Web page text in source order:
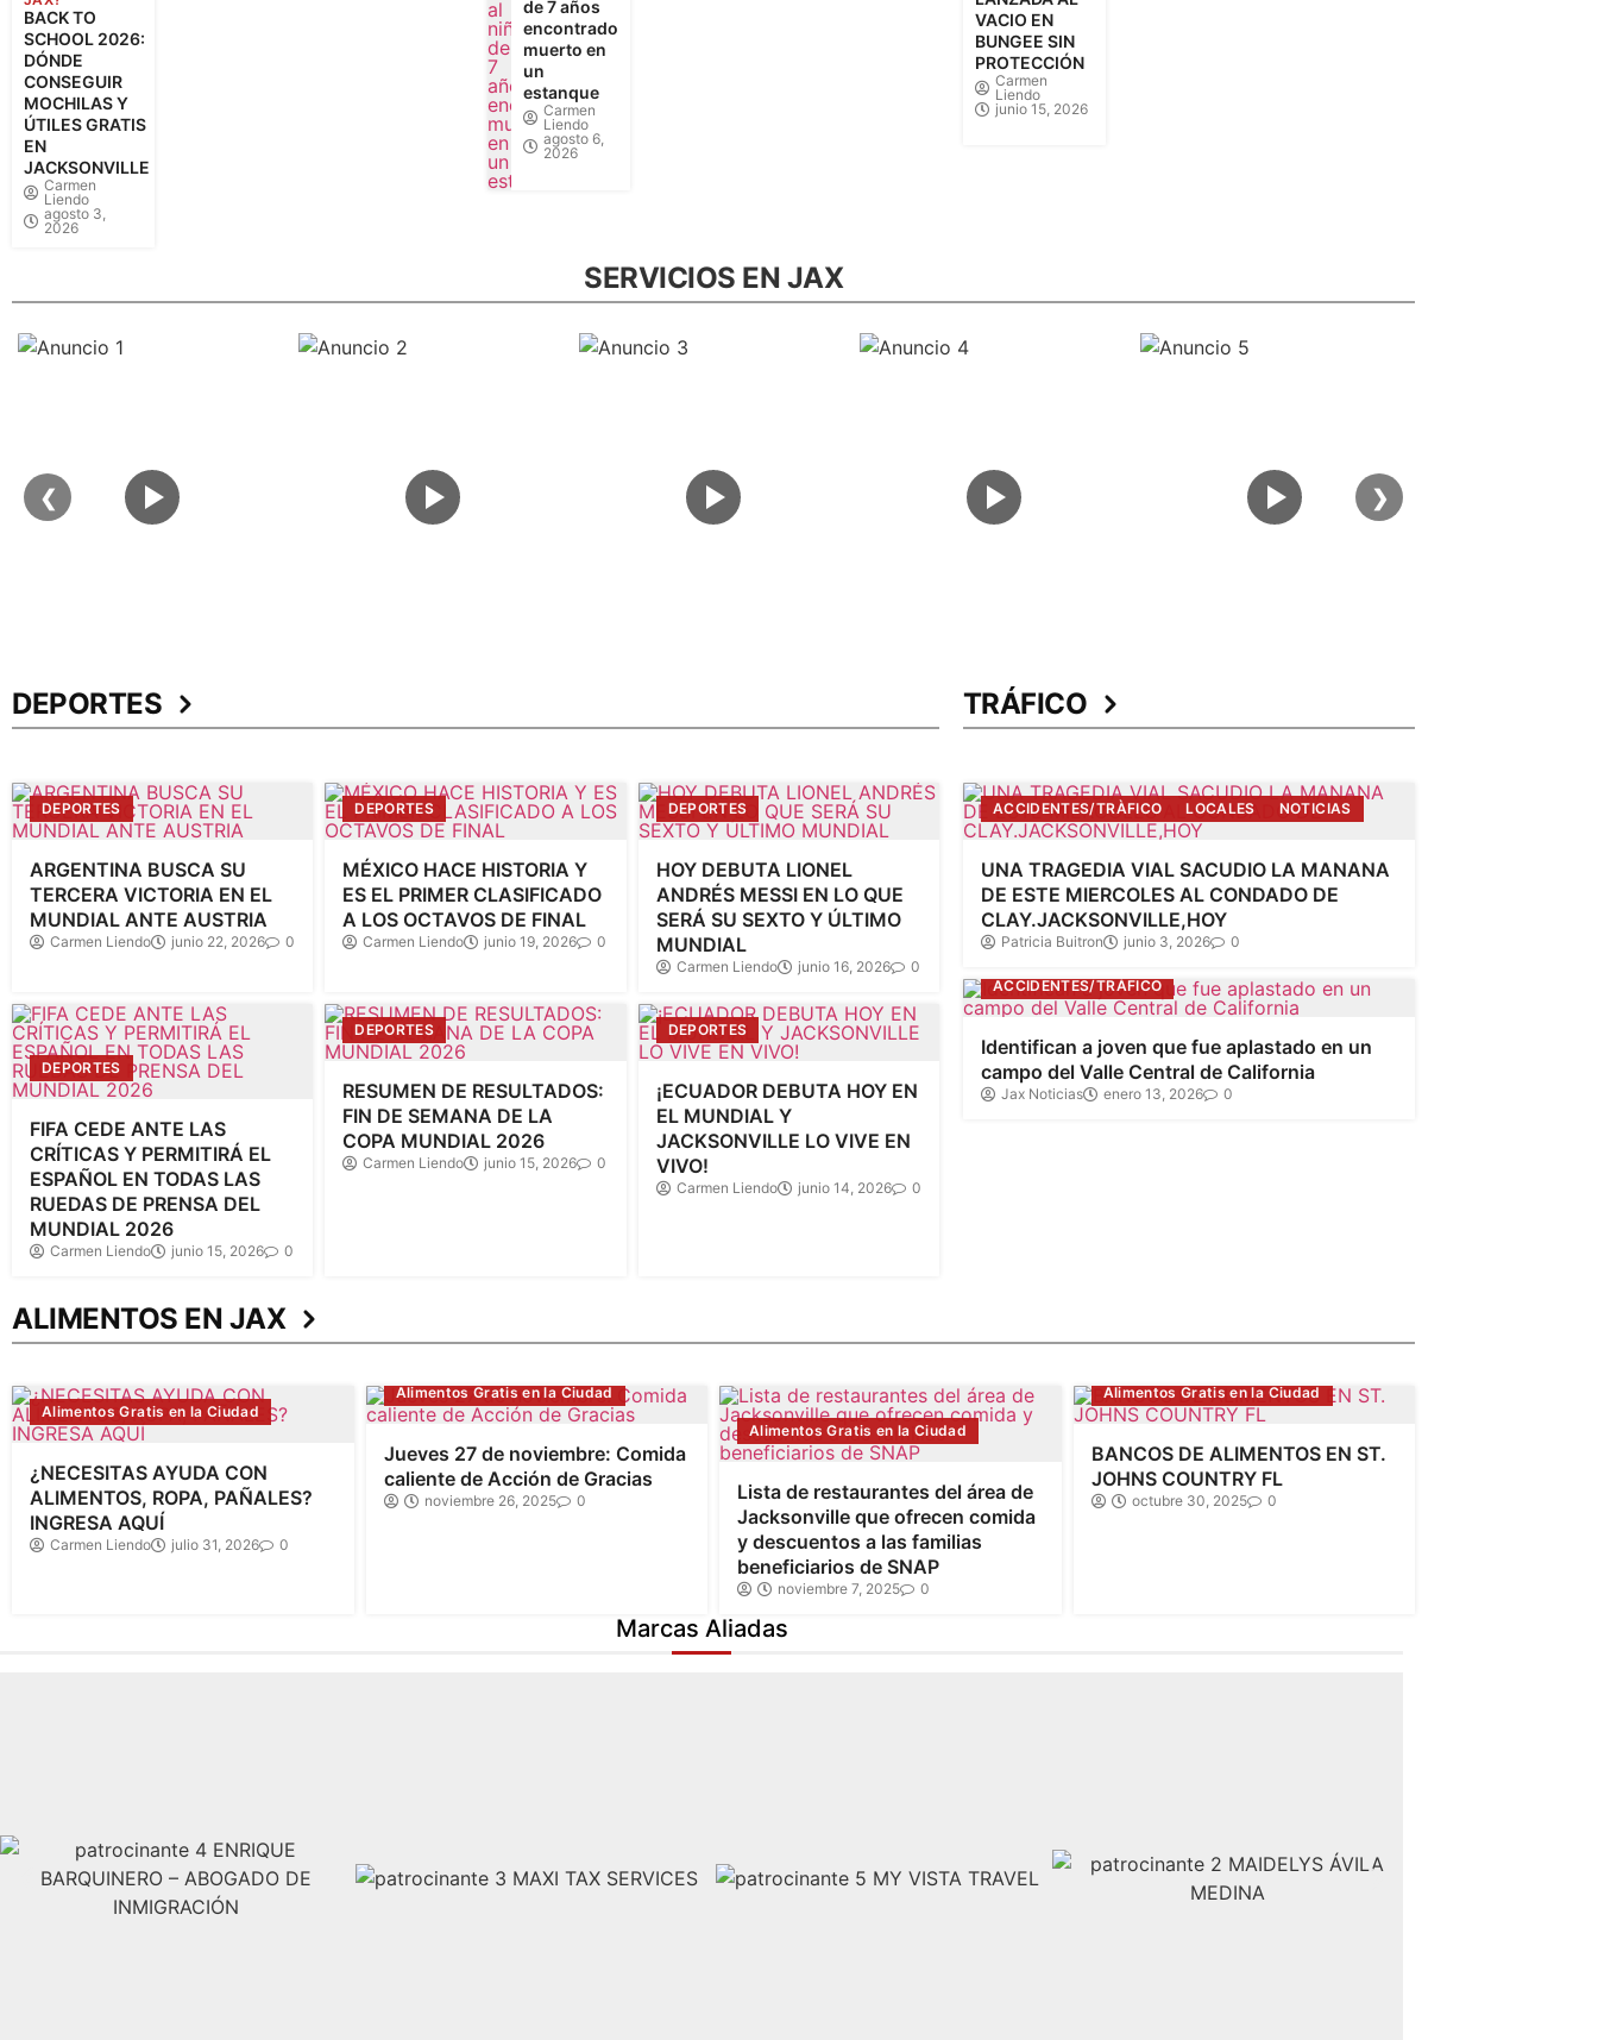
BACK TO
SCHOOL 2026:
DÓNDE
CONSEGUIR
MOCHILAS Y
ÚTILES GRATIS
EN
JACKSONVILLE
Carmen
Liendo
agosto 3,
2026
de 7 años
encontrado
muerto en
un
estanque
Carmen
Liendo
agosto 6,
2026
VACIO EN
BUNGEE SIN
PROTECCIÓN
Carmen
Liendo
junio 15, 2026
SERVICIOS EN JAX
❮ ❯
DEPORTES
DEPORTES
ARGENTINA BUSCA SU
TERCERA VICTORIA EN EL
MUNDIAL ANTE AUSTRIA
Carmen Liendo junio 22, 2026 0
DEPORTES
MÉXICO HACE HISTORIA Y
ES EL PRIMER CLASIFICADO
A LOS OCTAVOS DE FINAL
Carmen Liendo junio 19, 2026 0
DEPORTES
HOY DEBUTA LIONEL
ANDRÉS MESSI EN LO QUE
SERÁ SU SEXTO Y ÚLTIMO
MUNDIAL
Carmen Liendo junio 16, 2026 0
DEPORTES
FIFA CEDE ANTE LAS
CRÍTICAS Y PERMITIRÁ EL
ESPAÑOL EN TODAS LAS
RUEDAS DE PRENSA DEL
MUNDIAL 2026
Carmen Liendo junio 15, 2026 0
DEPORTES
RESUMEN DE RESULTADOS:
FIN DE SEMANA DE LA
COPA MUNDIAL 2026
Carmen Liendo junio 15, 2026 0
DEPORTES
¡ECUADOR DEBUTA HOY EN
EL MUNDIAL Y
JACKSONVILLE LO VIVE EN
VIVO!
Carmen Liendo junio 14, 2026 0
TRÁFICO
ACCIDENTES/TRÀFICO LOCALES NOTICIAS
UNA TRAGEDIA VIAL SACUDIO LA MANANA
DE ESTE MIERCOLES AL CONDADO DE
CLAY.JACKSONVILLE,HOY
Patricia Buitron junio 3, 2026 0
ACCIDENTES/TRÀFICO
Identifican a joven que fue aplastado en un
campo del Valle Central de California
Jax Noticias enero 13, 2026 0
ALIMENTOS EN JAX
Alimentos Gratis en la Ciudad
¿NECESITAS AYUDA CON
ALIMENTOS, ROPA, PAÑALES?
INGRESA AQUÍ
Carmen Liendo julio 31, 2026 0
Alimentos Gratis en la Ciudad
Jueves 27 de noviembre: Comida
caliente de Acción de Gracias
noviembre 26, 2025 0
Alimentos Gratis en la Ciudad
Lista de restaurantes del área de
Jacksonville que ofrecen comida
y descuentos a las familias
beneficiarios de SNAP
noviembre 7, 2025 0
Alimentos Gratis en la Ciudad
BANCOS DE ALIMENTOS EN ST.
JOHNS COUNTRY FL
octubre 30, 2025 0
Marcas Aliadas